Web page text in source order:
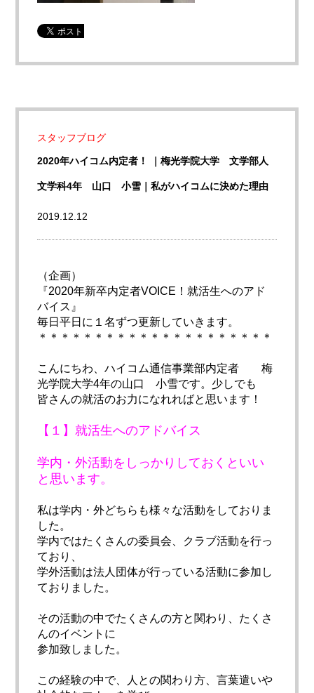
スタッフブログ
2020年ハイコム内定者！ ｜梅光学院大学 文学部人
文学科4年 山口 小雪｜私がハイコムに決めた理由
2019.12.12
（企画）
『2020年新卒内定者VOICE！就活生へのアド
バイス』
毎日平日に１名ずつ更新していきます。
＊＊＊＊＊＊＊＊＊＊＊＊＊＊＊＊＊＊＊＊＊
こんにちわ、ハイコム通信事業部内定者 梅
光学院大学4年の山口 小雪です。少しでも
皆さんの就活のお力になれればと思います！
【１】就活生へのアドバイス
学内・外活動をしっかりしておくといい
と思います。
私は学内・外どちらも様々な活動をしておりま
した。
学内ではたくさんの委員会、クラブ活動を行っ
ており、
学外活動は法人団体が行っている活動に参加し
ておりました。
その活動の中でたくさんの方と関わり、たくさ
んのイベントに
参加致しました。
この経験の中で、人との関わり方、言葉遣いや